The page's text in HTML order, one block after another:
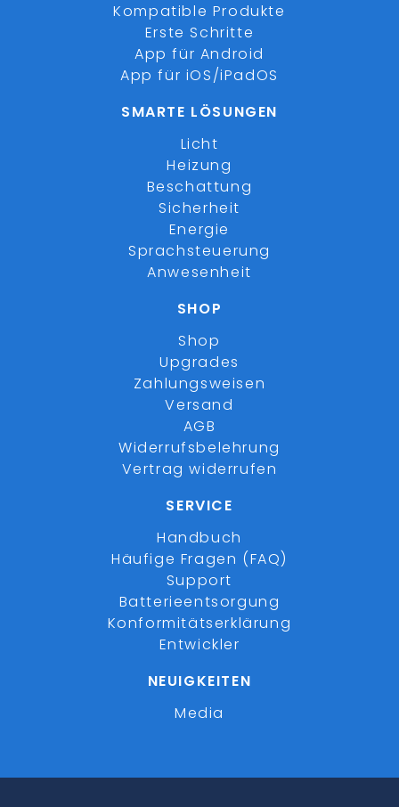
Kompatible Produkte
Erste Schritte
App für Android
App für iOS/iPadOS
SMARTE LÖSUNGEN
Licht
Heizung
Beschattung
Sicherheit
Energie
Sprachsteuerung
Anwesenheit
SHOP
Shop
Upgrades
Zahlungsweisen
Versand
AGB
Widerrufsbelehrung
Vertrag widerrufen
SERVICE
Handbuch
Häufige Fragen (FAQ)
Support
Batterieentsorgung
Konformitätserklärung
Entwickler
NEUIGKEITEN
Media